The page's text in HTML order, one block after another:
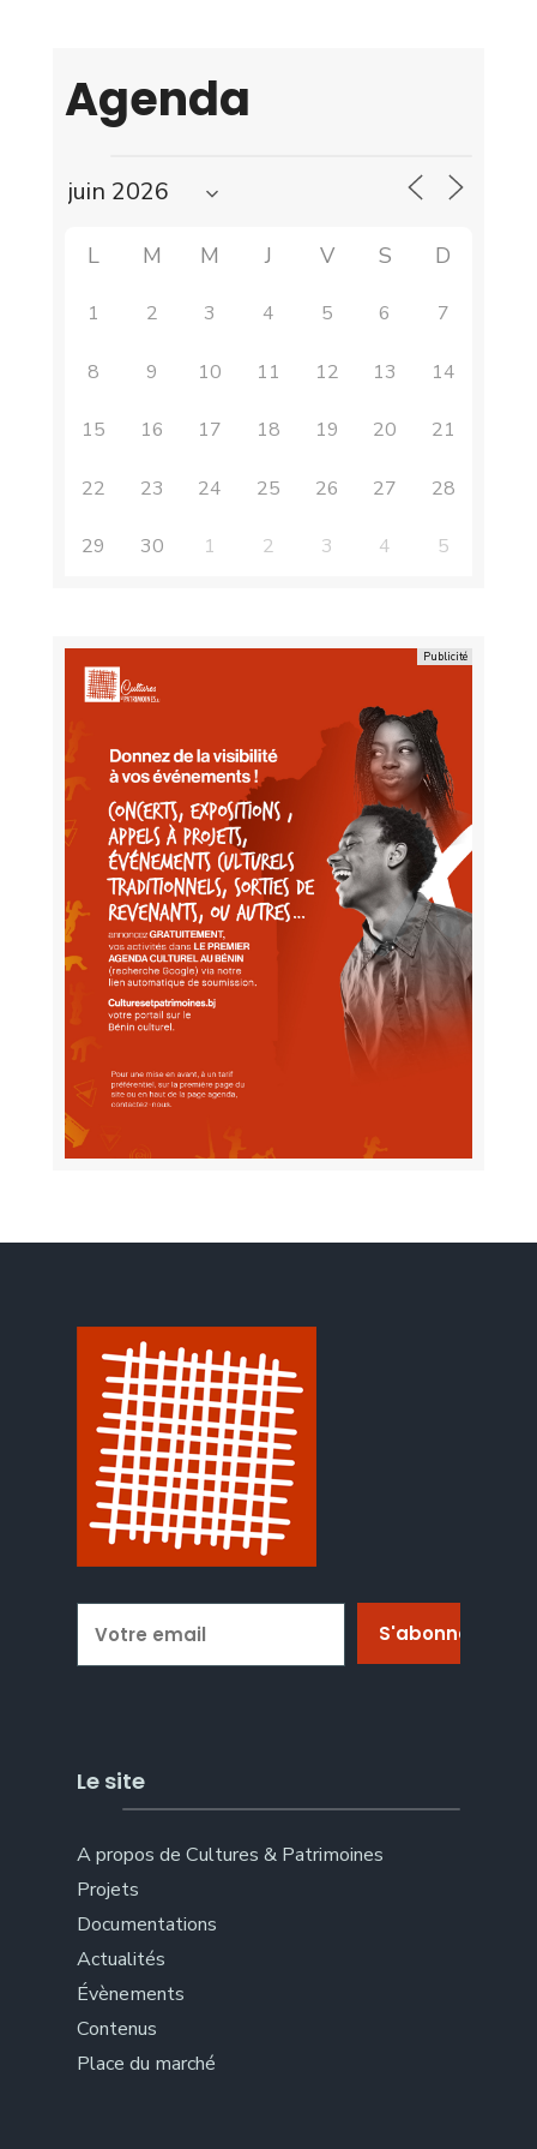
Agenda
L M M J V S D
1 2 3 4 5 6 7
8 9 10 11 12 13 14
15 16 17 18 19 20 21
22 23 24 25 26 27 28
29 30 1 2 3 4 5
Le site
A propos de Cultures & Patrimoines
Projets
Documentations
Actualités
Évènements
Contenus
Place du marché